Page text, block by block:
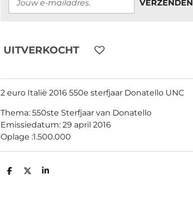
VERZENDEN
UITVERKOCHT
2 euro Italië 2016 550e sterfjaar Donatello UNC
Thema: 550ste Sterfjaar van Donatello
Emissiedatum: 29 april 2016
Oplage :1.500.000
D
D
S